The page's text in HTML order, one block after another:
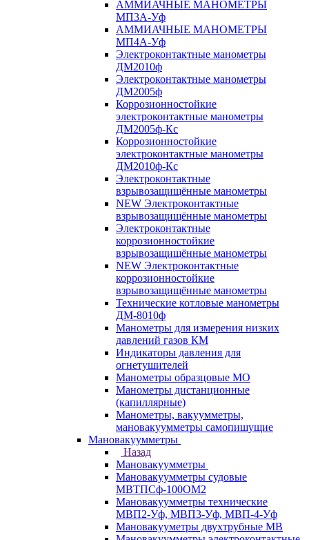
АММИАЧНЫЕ МАНОМЕТРЫ
МП3А-Уф
АММИАЧНЫЕ МАНОМЕТРЫ
МП4А-Уф
Электроконтактные манометры
ДМ2010ф
Электроконтактные манометры
ДМ2005ф
Коррозионностойкие
электроконтактные манометры
ДМ2005ф-Кс
Коррозионностойкие
электроконтактные манометры
ДМ2010ф-Кс
Электроконтактные
взрывозащищённые манометры
NEW Электроконтактные
взрывозащищённые манометры
Электроконтактные
коррозионностойкие
взрывозащищённые манометры
NEW Электроконтактные
коррозионностойкие
взрывозащищённые манометры
Технические котловые манометры
ДМ-8010ф
Манометры для измерения низких
давлений газов КМ
Индикаторы давления для
огнетушителей
Манометры образцовые МО
Манометры дистанционные
(капиллярные)
Манометры, вакуумметры,
мановакуумметры самопишущие
Мановакуумметры
Назад
Мановакуумметры
Мановакуумметры судовые
МВТПСф-100ОМ2
Мановакуумметры технические
МВП2-Уф, МВП3-Уф, МВП-4-Уф
Мановакууметры двухтрубные МВ